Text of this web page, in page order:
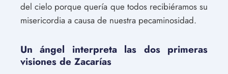
del cielo porque quería que todos recibiéramos su
misericordia a causa de nuestra pecaminosidad.
Un ángel interpreta las dos primeras
visiones de Zacarías